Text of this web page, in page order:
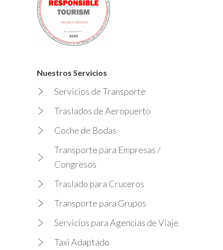
Nuestros Servicios
Servicios de Transporte
Traslados de Aeropuerto
Coche de Bodas
Transporte para Empresas /
Congresos
Traslado para Cruceros
Transporte para Grupos
Servicios para Agencias de Viaje
Taxi Adaptado